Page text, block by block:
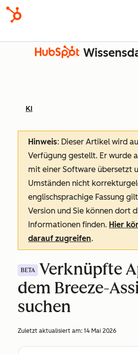
KI
Hinweis: Dieser Artikel wird
Verfügung gestellt. Er wurde
mit einer Software übersetzt
Umständen nicht
englischsprachige Fassung
Version und Sie können dort
Informationen finden. Hier
darauf zugreifen.
BETA
Verknüpfte
dem Breeze-
suchen
Zuletzt aktualisiert am: 14 Mai 2026